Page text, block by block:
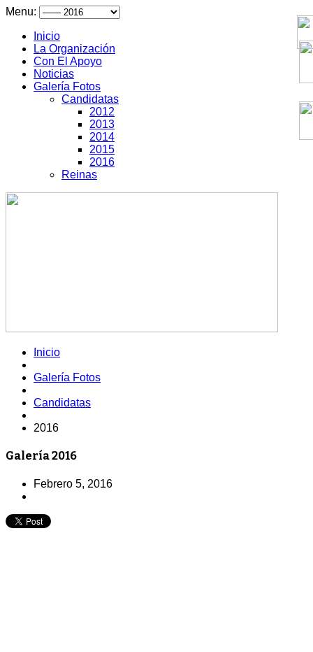
Menu:
Inicio
La Organización
Con El Apoyo
Noticias
Galería Fotos
Candidatas
2012
2013
2014
2015
2016
Reinas
Inicio
Galería Fotos
Candidatas
2016
Galería 2016
Febrero 5, 2016